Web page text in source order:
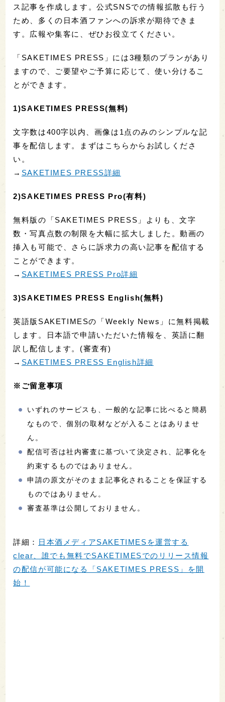
ス記事を作成します。公式SNSでの情報拡散も行う
ため、多くの日本酒ファンへの訴求が期待できま
す。広報や集客に、ぜひお役立てください。
「SAKETIMES PRESS」には3種類のプランがあり
ますので、ご要望やご予算に応じて、使い分けるこ
とができます。
1)SAKETIMES PRESS(無料)
文字数は400字以内、画像は1点のみのシンプルな記
事を配信します。まずはこちらからお試しくださ
い。
→ SAKETIMES PRESS詳細
2)SAKETIMES PRESS Pro(有料)
無料版の「SAKETIMES PRESS」よりも、文字
数・写真点数の制限を大幅に拡大しました。動画の
挿入も可能で、さらに訴求力の高い記事を配信する
ことができます。
→ SAKETIMES PRESS Pro詳細
3)SAKETIMES PRESS English(無料)
英語版SAKETIMESの「Weekly News」に無料掲載
します。日本語で申請いただいた情報を、英語に翻
訳し配信します。(審査有)
→ SAKETIMES PRESS English詳細
※ご留意事項
いずれのサービスも、一般的な記事に比べると簡易
なもので、個別の取材などが入ることはありませ
ん。
配信可否は社内審査に基づいて決定され、記事化を
約束するものではありません。
申請の原文がそのまま記事化されることを保証する
ものではありません。
審査基準は公開しておりません。
詳細：
日本酒メディアSAKETIMESを運営する
clear、誰でも無料でSAKETIMESでのリリース情報
の配信が可能になる「SAKETIMES PRESS」を開
始！